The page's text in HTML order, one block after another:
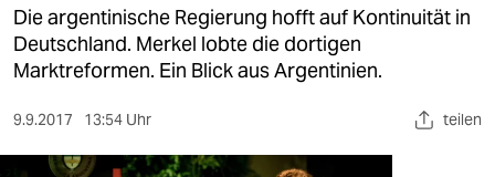
kultur
sport
berlin
nord
Die argentinische Regierung hofft auf Kontinuität in
Deutschland. Merkel lobte die dortigen
Marktreformen. Ein Blick aus Argentinien.
9.9.2017 13:54 Uhr teilen